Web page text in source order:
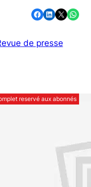
Partager sur Facebook Partager sur LinkedIn Partager sur X Partager sur WhatsApp
de presse
reservé aux abonnés